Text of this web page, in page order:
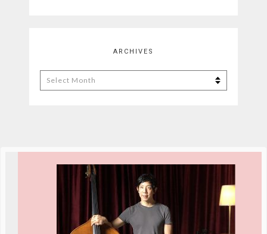
ARCHIVES
Archives